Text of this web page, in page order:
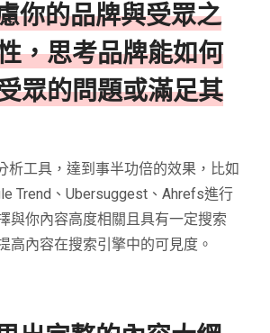
你的品牌與受眾之
，思考品牌能如何
眾的問題或滿足其
析工具，達到事半功倍的效果，比如
Trend、Ubersuggest、Ahrefs進行
與你內容高度相關且具有一定搜索
高內容在搜索引擎中的可見度。